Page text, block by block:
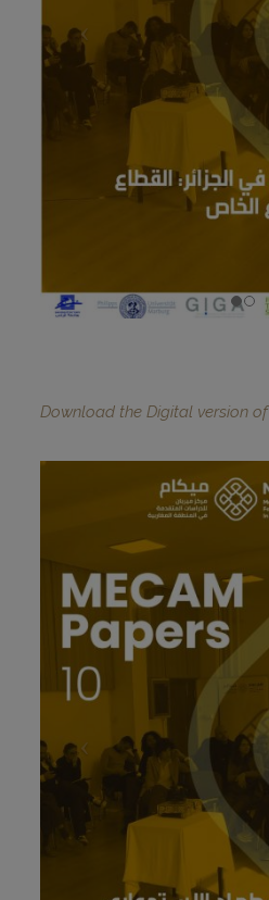
Download the Digital version